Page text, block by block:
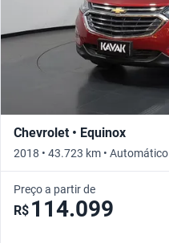
Chevrolet • Equinox
2018 • 43.723 km • Automático
Preço a partir de
R$ 114.099